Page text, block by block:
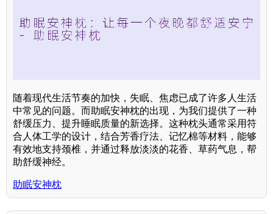
随着现代生活节奏的加快，失眠、焦虑已成了许多人生活
中常见的问题。而助眠安神枕的出现，为我们提供了一种
舒缓压力、提升睡眠质量的新选择。这种枕头通常采用符
合人体工学的设计，结合芳香疗法、记忆棉等材料，能够
有效地支持颈椎，并通过释放淡淡的花香、草药气息，帮
助舒缓神经。
助眠安神枕